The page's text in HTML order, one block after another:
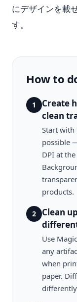
にデザインを載
す。
How to
1
Create
clean
Start with
possible
DPI at
products.
2
Clean
Use
any
when
paper.